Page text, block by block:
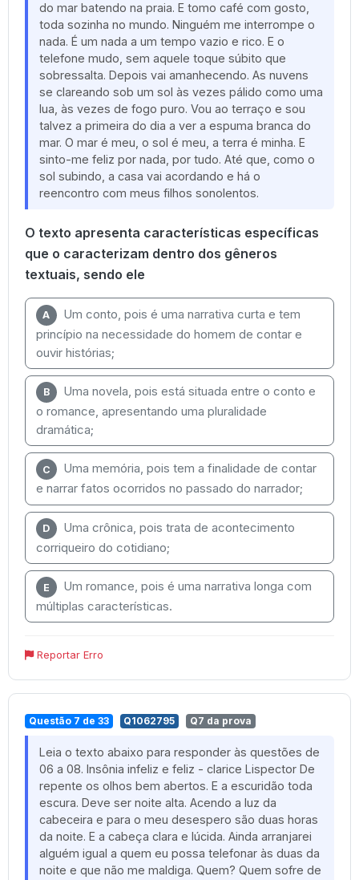
do mar batendo na praia. E tomo café com gosto,
toda sozinha no mundo. Ninguém me interrompe o
nada. É um nada a um tempo vazio e rico. E o
telefone mudo, sem aquele toque súbito que
sobressalta. Depois vai amanhecendo. As nuvens
se clareando sob um sol às vezes pálido como uma
lua, às vezes de fogo puro. Vou ao terraço e sou
talvez a primeira do dia a ver a espuma branca do
mar. O mar é meu, o sol é meu, a terra é minha. E
sinto-me feliz por nada, por tudo. Até que, como o
sol subindo, a casa vai acordando e há o
reencontro com meus filhos sonolentos.
O texto apresenta características específicas
que o caracterizam dentro dos gêneros
textuais, sendo ele
A
Um conto, pois é uma narrativa curta e tem
princípio na necessidade do homem de contar e
ouvir histórias;
B
Uma novela, pois está situada entre o conto e
o romance, apresentando uma pluralidade
dramática;
C
Uma memória, pois tem a finalidade de contar
e narrar fatos ocorridos no passado do narrador;
D
Uma crônica, pois trata de acontecimento
corriqueiro do cotidiano;
E
Um romance, pois é uma narrativa longa com
múltiplas características.
Reportar Erro
Questão 7 de 33 Q1062795 Q7 da prova
Leia o texto abaixo para responder às questões de
06 a 08. Insônia infeliz e feliz - clarice Lispector De
repente os olhos bem abertos. E a escuridão toda
escura. Deve ser noite alta. Acendo a luz da
cabeceira e para o meu desespero são duas horas
da noite. E a cabeça clara e lúcida. Ainda arranjarei
alguém igual a quem eu possa telefonar às duas da
noite e que não me maldiga. Quem? Quem sofre de